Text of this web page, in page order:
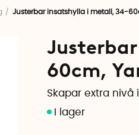
Justerbar insatshylla i metall, 34-
60cm,
Skapar extra nivå